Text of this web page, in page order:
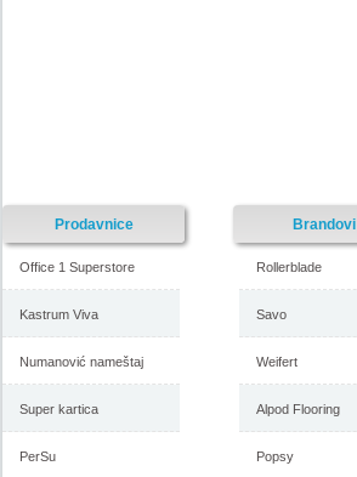
Prodavnice
Office 1 Superstore
Kastrum Viva
Numanović nameštaj
Super kartica
PerSu
Brandovi
Rollerblade
Savo
Weifert
Alpod Flooring
Popsy